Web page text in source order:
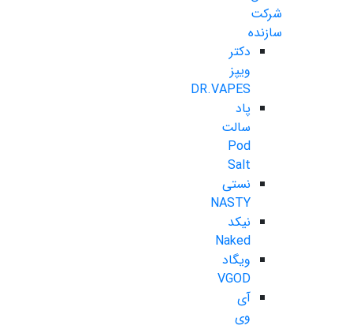
شرکت
سازنده
دکتر
ویپز
DR.VAPES
پاد
سالت
Pod
Salt
نستی
NASTY
نیکد
Naked
ویگاد
VGOD
آی
وی